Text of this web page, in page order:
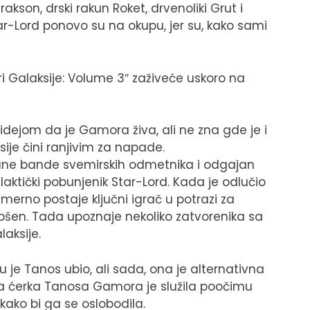
drski rakun Roket, drvenoliki Grut i
Lord ponovo su na okupu, jer su, kako sami
Volume 3″ zaživeće uskoro na
da je Gamora živa, ali ne zna gde je i
čini ranjivim za napade.
bande svemirskih odmetnika i odgajan
pobunjenik Star-Lord. Kada je odlučio
postaje ključni igrač u potrazi za
Tada upoznaje nekoliko zatvorenika sa
je Tanos ubio, ali sada, ona je alternativna
ćerka Tanosa Gamora je služila poočimu
bi ga se oslobodila.